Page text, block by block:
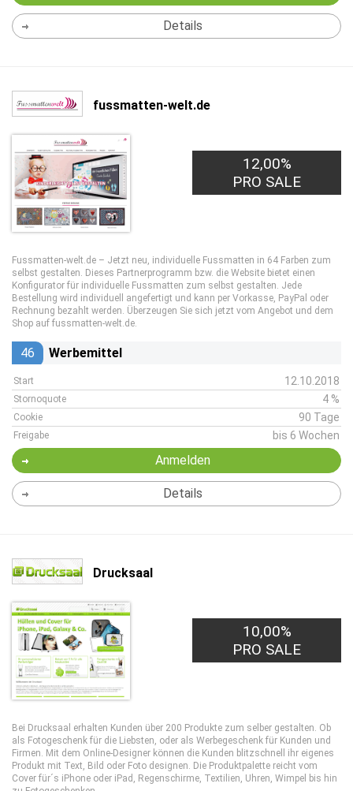
Details
fussmatten-welt.de
12,00%
PRO SALE
Fussmatten-welt.de – Jetzt neu, individuelle Fussmatten in 64 Farben zum
selbst gestalten. Dieses Partnerprogramm bzw. die Website bietet einen
Konfigurator für individuelle Fussmatten zum selbst gestalten. Jede
Bestellung wird individuell angefertigt und kann per Vorkasse, PayPal oder
Rechnung bezahlt werden. Überzeugen Sie sich jetzt vom Angebot und dem
Shop auf fussmatten-welt.de.
46 Werbemittel
Start 12.10.2018
Stornoquote 4 %
Cookie 90 Tage
Freigabe bis 6 Wochen
Anmelden
Details
Drucksaal
10,00%
PRO SALE
Bei Drucksaal erhalten Kunden über 200 Produkte zum selber gestalten. Ob
als Fotogeschenk für die Liebsten, oder als Werbegeschenk für Kunden und
Firmen. Mit dem Online-Designer können die Kunden blitzschnell ihr eigenes
Produkt mit Text, Bild oder Foto designen. Die Produktpalette reicht vom
Cover für´s iPhone oder iPad, Regenschirme, Textilien, Uhren, Wimpel bis hin